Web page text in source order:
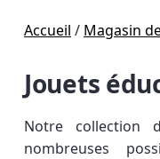
Accueil / Magasin
Jouets
Notre collection
nombreuses